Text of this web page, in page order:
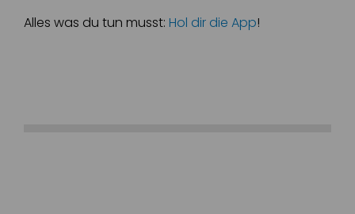
Alles was du tun musst: Hol dir die App!